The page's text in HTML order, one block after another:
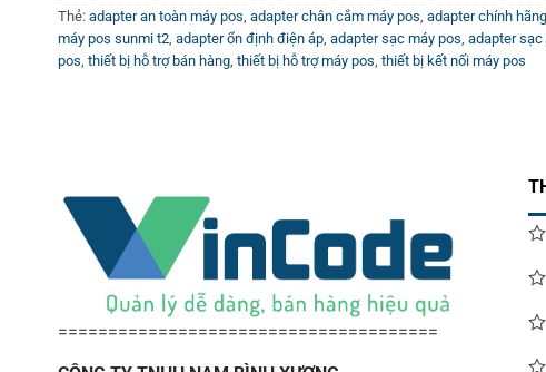
Thẻ: adapter an toàn máy pos, adapter chân cắm máy pos, adapter chính
máy pos sunmi t2, adapter ổn định điện áp, adapter sạc máy pos, adapter sạc
pos, thiết bị hỗ trợ bán hàng, thiết bị hỗ trợ máy pos, thiết bị kết nối máy pos
======================================